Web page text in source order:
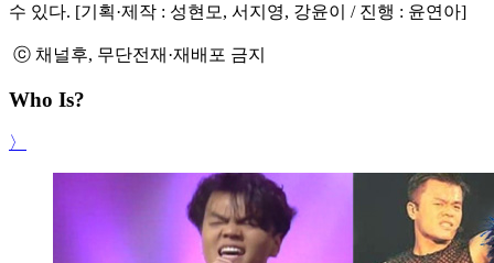
수 있다. [기획·제작 : 성현모, 서지영, 강윤이 / 진행 : 윤연아]
ⓒ 채널후, 무단전재·재배포 금지
Who Is?
〉